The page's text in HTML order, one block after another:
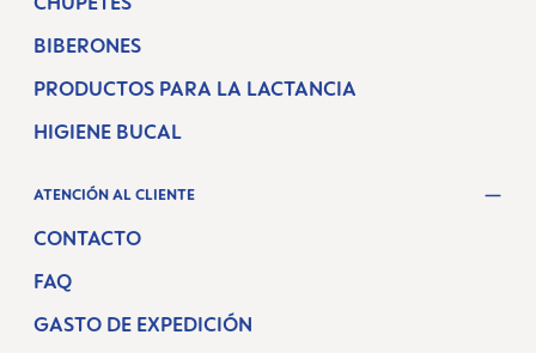
BIBERONES
PRODUCTOS PARA LA LACTANCIA
HIGIENE BUCAL
ATENCIÓN AL CLIENTE
CONTACTO
FAQ
GASTO DE EXPEDICIÓN